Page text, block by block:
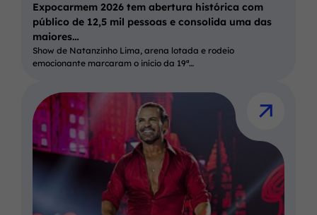
Expocarmem 2026 tem abertura histórica com
público de 12,5 mil pessoas e consolida uma das
maiores…
Show de Natanzinho Lima, arena lotada e rodeio
emocionante marcaram o início da 19ª…